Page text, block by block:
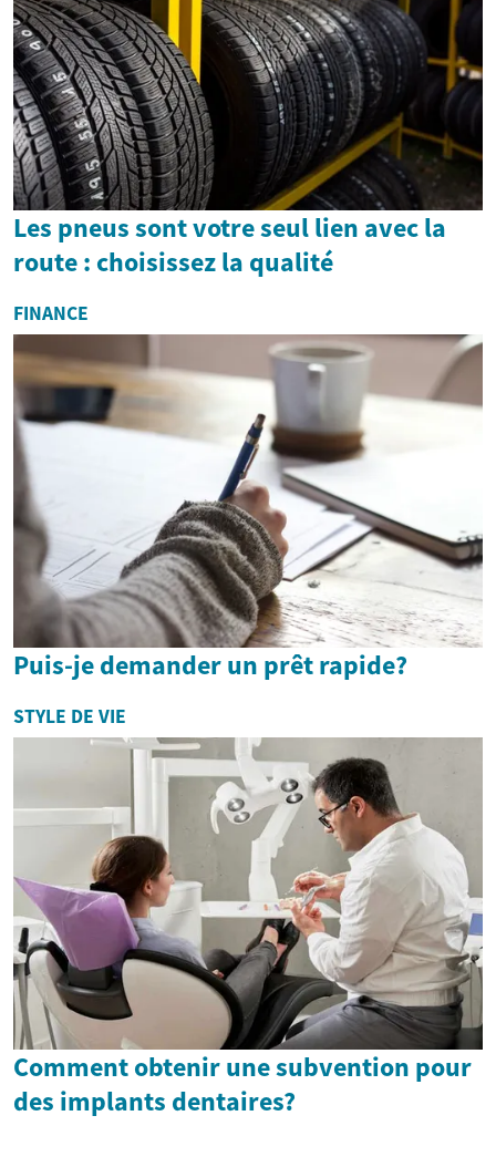
Les pneus sont votre seul lien avec la
route : choisissez la qualité
FINANCE
Puis-je demander un prêt rapide?
STYLE DE VIE
Comment obtenir une subvention pour
des implants dentaires?